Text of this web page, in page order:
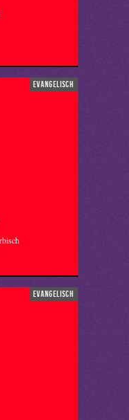
evangelisch
evangelisch